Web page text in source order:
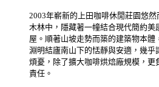
2003年嶄新的上田咖啡休閒莊園悠
木林中，隱藏著一幢結合現代簡約
屋。順著山坡走勢而築的建築物本
淵明結廬南山下的恬靜與安適，幾
煩憂，除了擴大咖啡烘焙廠規模，
責任。